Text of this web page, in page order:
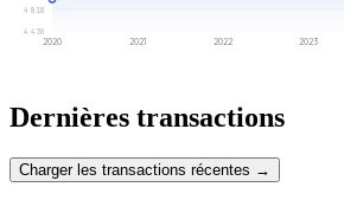
4 430
4 818
2020 2021 2022 2023
Dernières transactions
Charger les transactions récentes →